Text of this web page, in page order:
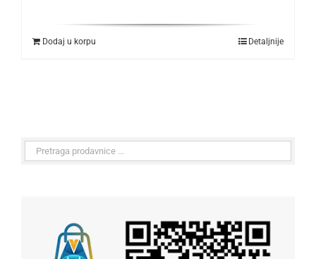
2.400,00 рсд.
Dodaj u korpu Detaljnije